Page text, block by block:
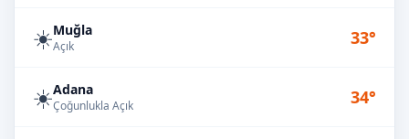
☀️Muğla
Açık 33°
☀️Adana
Çoğunlukla Açık 34°